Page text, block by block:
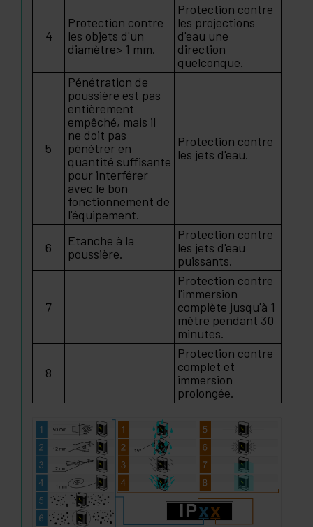
4
Protection contre
les objets d'un
diamètre> 1 mm.
Protection contre
les projections
d'eau une
direction
quelconque.
5
Pénétration de
poussière est pas
entièrement
empêché, mais il
ne doit pas
pénétrer en
quantité suffisante
pour interférer
avec le bon
fonctionnement de
l'équipement.
Protection contre
les jets d'eau.
6
Etanche à la
poussière.
Protection contre
les jets d'eau
puissants.
7
Protection contre
l'immersion
complète jusqu'à 1
mètre pendant 30
minutes.
8
Protection contre
complet et
immersion
prolongée.